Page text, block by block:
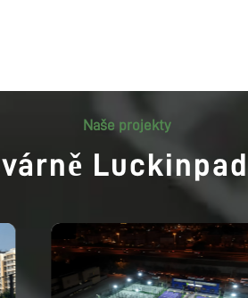
Naše projekty